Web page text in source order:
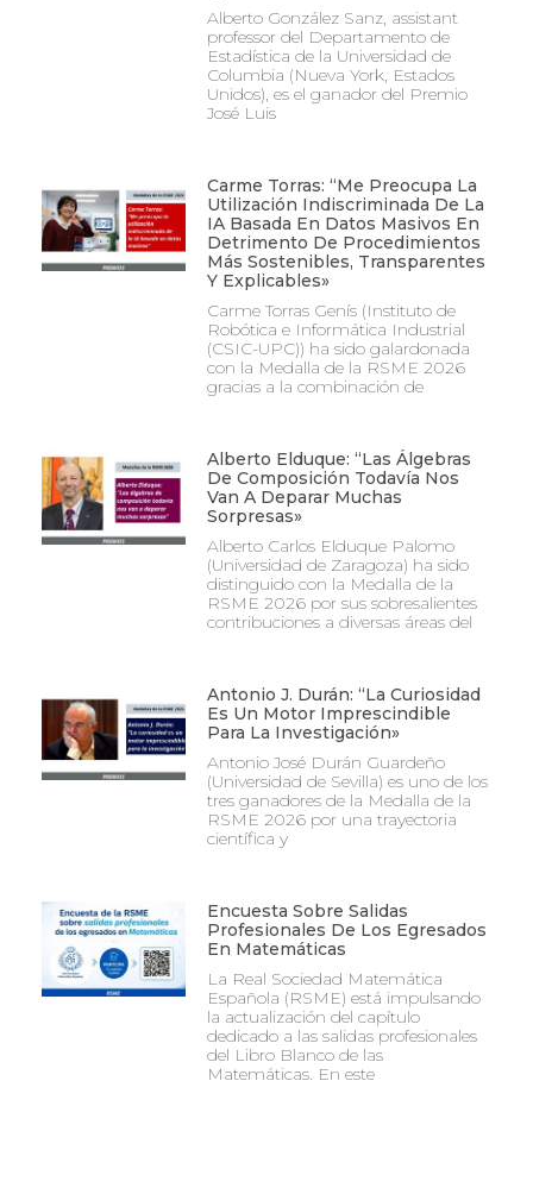
Alberto González Sanz, assistant
professor del Departamento de
Estadística de la Universidad de
Columbia (Nueva York, Estados
Unidos), es el ganador del Premio
José Luis
Carme Torras: “Me Preocupa La
Utilización Indiscriminada De La
IA Basada En Datos Masivos En
Detrimento De Procedimientos
Más Sostenibles, Transparentes
Y Explicables»
Carme Torras Genís (Instituto de
Robótica e Informática Industrial
(CSIC-UPC)) ha sido galardonada
con la Medalla de la RSME 2026
gracias a la combinación de
Alberto Elduque: “Las Álgebras
De Composición Todavía Nos
Van A Deparar Muchas
Sorpresas»
Alberto Carlos Elduque Palomo
(Universidad de Zaragoza) ha sido
distinguido con la Medalla de la
RSME 2026 por sus sobresalientes
contribuciones a diversas áreas del
Antonio J. Durán: “La Curiosidad
Es Un Motor Imprescindible
Para La Investigación»
Antonio José Durán Guardeño
(Universidad de Sevilla) es uno de los
tres ganadores de la Medalla de la
RSME 2026 por una trayectoria
científica y
Encuesta Sobre Salidas
Profesionales De Los Egresados
En Matemáticas
La Real Sociedad Matemática
Española (RSME) está impulsando
la actualización del capítulo
dedicado a las salidas profesionales
del Libro Blanco de las
Matemáticas. En este